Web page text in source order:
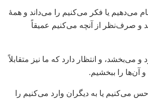
می‌دهیم یا فکر می‌کنیم را می‌داند و همۀ
و صرف‌نظر از آنچه می‌کنیم عمیقاً
می‌بخشد، و انتظار دارد که ما نیز متقابلاً
آن‌ها را ببخشیم.
می‌کنیم یا به دیگران وارد می‌کنیم را